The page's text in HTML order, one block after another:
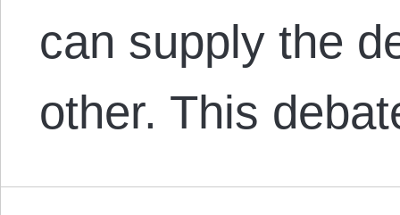
can supply the
other. This